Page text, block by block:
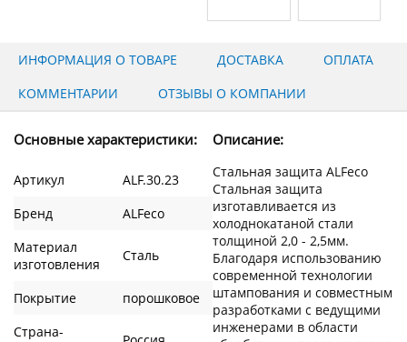
ИНФОРМАЦИЯ О ТОВАРЕ ДОСТАВКА
ОПЛАТА
КОММЕНТАРИИ
ОТЗЫВЫ О КОМПАНИИ
Основные характеристики:
Артикул
ALF.30.23
Бренд
ALFeco
Материал
изготовления
Сталь
Покрытие
порошковое
Страна-
Описание:
Стальная защита ALFeco
Стальная защита
изготавливается из
холоднокатаной стали
толщиной 2,0 - 2,5мм.
Благодаря использованию
современной технологии
штампования и совместным
разработками с ведущими
инженерами в области